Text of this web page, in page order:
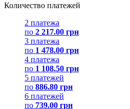
Количество платежей
2 платежа
по 2 217.00 грн
3 платежа
по 1 478.00 грн
4 платежа
по 1 108.50 грн
5 платежей
по 886.80 грн
6 платежей
по 739.00 грн